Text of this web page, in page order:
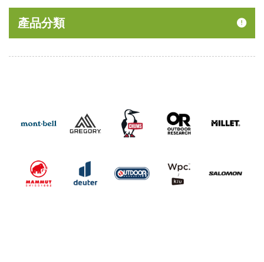
產品分類